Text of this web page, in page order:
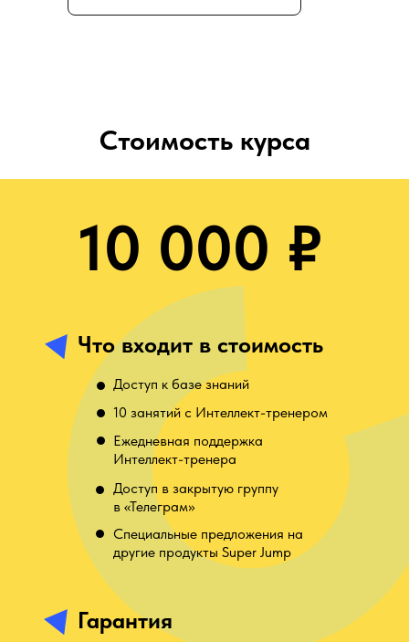
Стоимость курса
10 000 ₽
Что входит в стоимость
Гарантия
10 занятий с Интеллект-тренером
Доступ к базе знаний
Ежедневная поддержка
Интеллект-тренера
Доступ в закрытую группу
в «Телеграм»
Специальные предложения на
другие продукты Super Jump